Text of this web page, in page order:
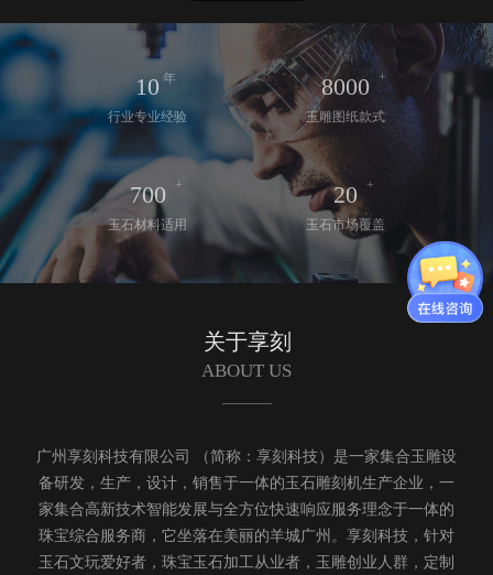
10 年
行业专业经验
8000 +
玉雕图纸款式
700 +
玉石材料适用
20 +
玉石市场覆盖
关于享刻
ABOUT US
广州享刻科技有限公司 （简称：享刻科技）是一家集合玉雕设
备研发，生产，设计，销售于一体的玉石雕刻机生产企业，一
家集合高新技术智能发展与全方位快速响应服务理念于一体的
珠宝综合服务商，它坐落在美丽的羊城广州。享刻科技，针对
玉石文玩爱好者，珠宝玉石加工从业者，玉雕创业人群，定制